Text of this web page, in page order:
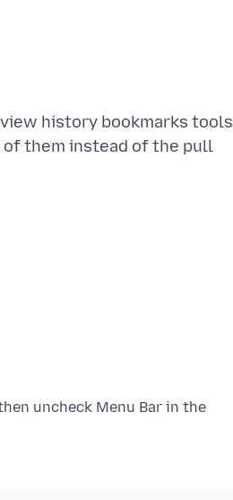
history bookmarks tools
of them instead of the pull
uncheck Menu Bar in the